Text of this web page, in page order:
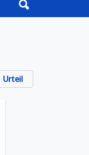
Urteil